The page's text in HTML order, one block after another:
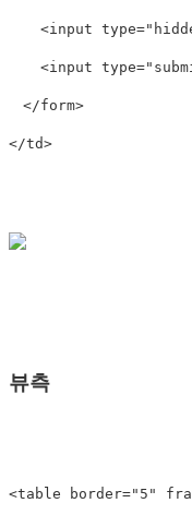
<input type=
<input type=
</form>
</td>
뷰측
<table border="5"